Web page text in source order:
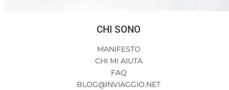
CHI SONO
MANIFESTO
CHI MI AIUTA
FAQ
BLOG@INVIAGGIO.NET